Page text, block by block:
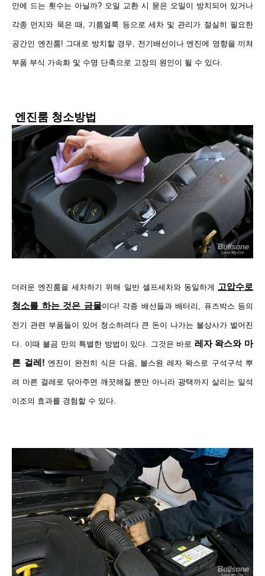
안에 드는 횟수는 아닐까? 오일 교환 시 묻은 오일이 방치되어 있거나
각종 먼지와 묵은 때, 기름얼룩 등으로 세차 및 관리가 절실히 필요한
공간인 엔진룸! 그대로 방치할 경우, 전기배선이나 엔진에 영향을 끼쳐
부품 부식 가속화 및 수명 단축으로 고장의 원인이 될 수 있다.
엔진룸 청소방법
더러운 엔진룸을 세차하기 위해 일반 셀프세차와 동일하게 고압수로
청소를 하는 것은 금물이다! 각종 배선들과 배터리, 퓨즈박스 등의
전기 관련 부품들이 있어 청소하려다 큰 돈이 나가는 불상사가 벌어진
다. 이때 불곰 만의 특별한 방법이 있다. 그것은 바로 레자 왁스와 마
른 걸레! 엔진이 완전히 식은 다음, 불스원 레자 왁스로 구석구석 뿌
려 마른 걸레로 닦아주면 깨끗해질 뿐만 아니라 광택까지 살리는 일석
이조의 효과를 경험할 수 있다.